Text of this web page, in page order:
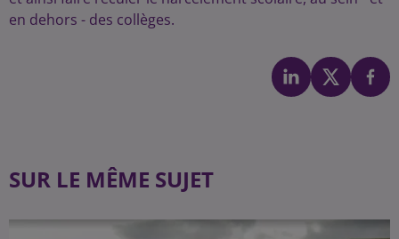
en dehors - des collèges.
SUR LE MÊME SUJET